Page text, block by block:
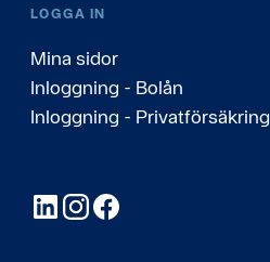
LOGGA IN
Mina sidor
Inloggning - Bolån
Inloggning - Privatförsäkring
LinkedInInstagram